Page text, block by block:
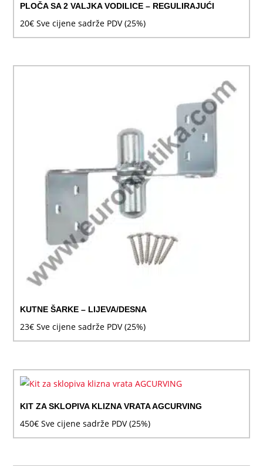
PLOČA SA 2 VALJKA VODILICE – REGULIRAJUĆI
20€ Sve cijene sadrže PDV (25%)
KUTNE ŠARKE – LIJEVA/DESNA
23€ Sve cijene sadrže PDV (25%)
KIT ZA SKLOPIVA KLIZNA VRATA AGCURVING
450€ Sve cijene sadrže PDV (25%)